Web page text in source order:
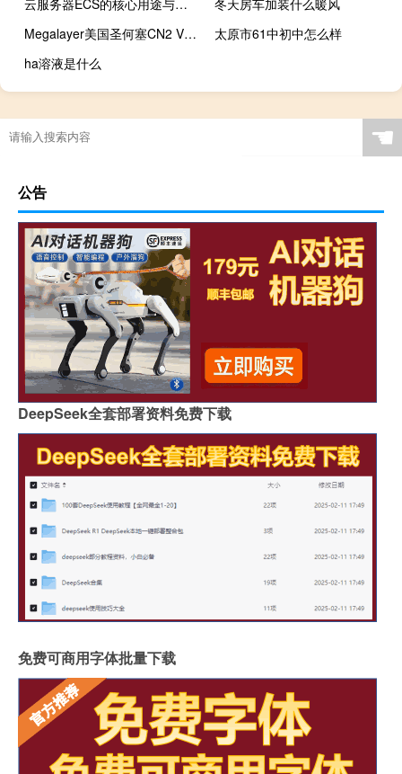
云服务器ECS的核心用途与场景解析
冬天房车加装什么暖风
Megalayer美国圣何塞CN2 VPS：99元/月，香港CN2服务器299元/月
太原市61中初中怎么样
ha溶液是什么
☚
公告
DeepSeek全套部署资料免费下载
免费可商用字体批量下载